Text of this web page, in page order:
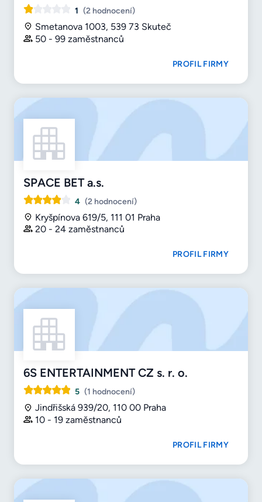
1 (2 hodnocení)
Smetanova 1003, 539 73 Skuteč
50 - 99 zaměstnanců
PROFIL FIRMY
SPACE BET a.s.
4 (2 hodnocení)
Kryšpínova 619/5, 111 01 Praha
20 - 24 zaměstnanců
PROFIL FIRMY
6S ENTERTAINMENT CZ s. r. o.
5 (1 hodnocení)
Jindřišská 939/20, 110 00 Praha
10 - 19 zaměstnanců
PROFIL FIRMY